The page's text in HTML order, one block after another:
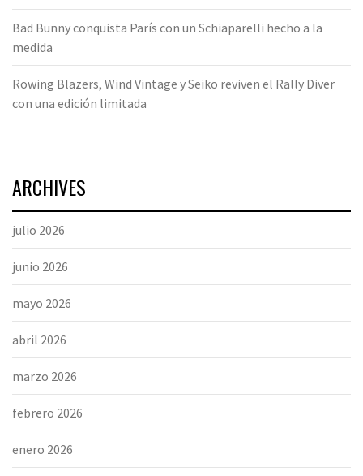
Bad Bunny conquista París con un Schiaparelli hecho a la
medida
Rowing Blazers, Wind Vintage y Seiko reviven el Rally Diver
con una edición limitada
ARCHIVES
julio 2026
junio 2026
mayo 2026
abril 2026
marzo 2026
febrero 2026
enero 2026